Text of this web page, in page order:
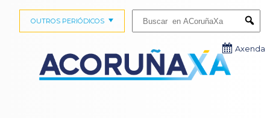
OUTROS PERIÓDICOS
Axenda